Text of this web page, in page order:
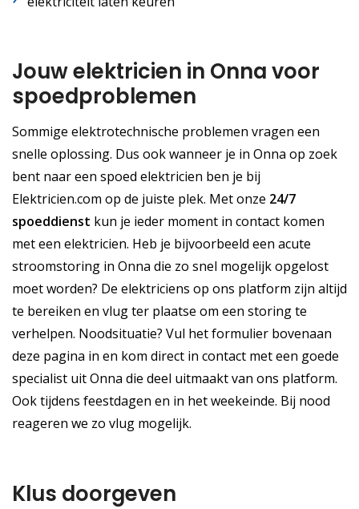
Jouw elektricien in Onna voor
spoedproblemen
Sommige elektrotechnische problemen vragen een
snelle oplossing. Dus ook wanneer je in Onna op zoek
bent naar een spoed elektricien ben je bij
Elektricien.com op de juiste plek. Met onze 24/7
spoeddienst kun je ieder moment in contact komen
met een elektricien. Heb je bijvoorbeeld een acute
stroomstoring in Onna die zo snel mogelijk opgelost
moet worden? De elektriciens op ons platform zijn altijd
te bereiken en vlug ter plaatse om een storing te
verhelpen. Noodsituatie? Vul het formulier bovenaan
deze pagina in en kom direct in contact met een goede
specialist uit Onna die deel uitmaakt van ons platform.
Ook tijdens feestdagen en in het weekeinde. Bij nood
reageren we zo vlug mogelijk.
Klus doorgeven